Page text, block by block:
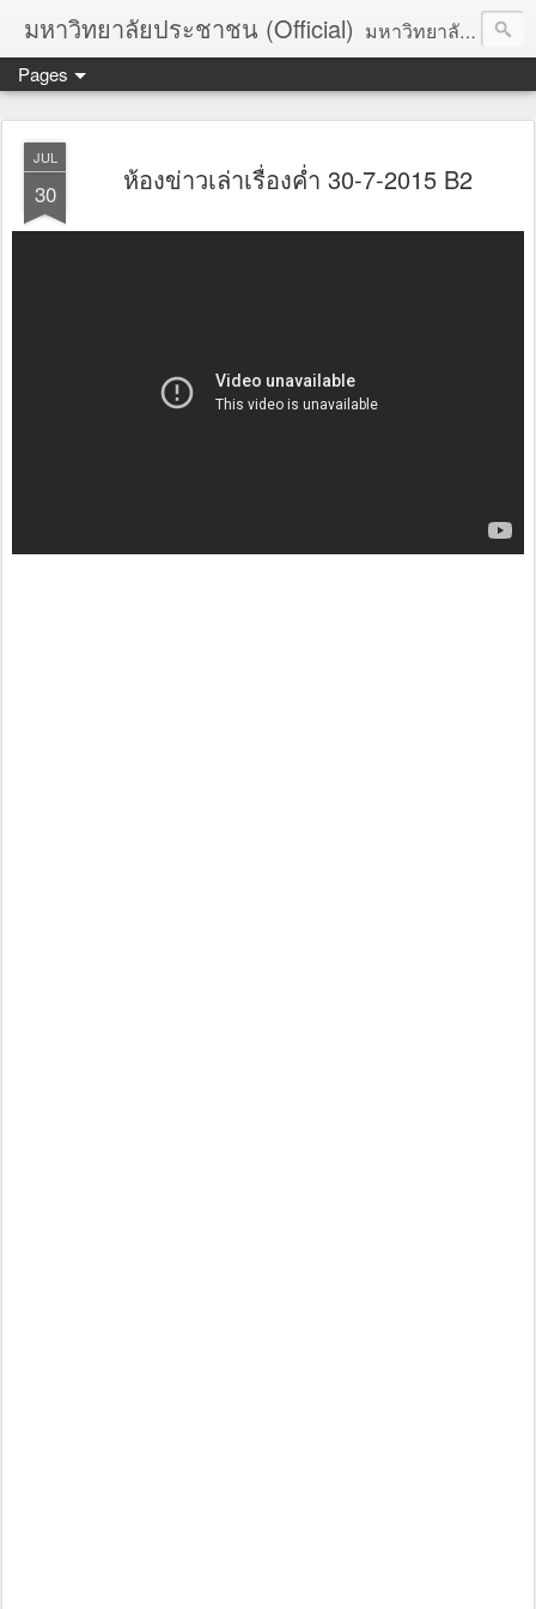
มหาวิทยาลัยประชาชน (Official) มหาวิทยาลัยประชาชน เพื่อการปฏิวัติประชาชนโดยสันติ Truths :: Peace :: Revolution :: Universal Human Rights :: Democracy (TPRUD)
Pages
JUL
30 ห้องข่าวเล่าเรื่องค่ำ 30-7-2015 B2